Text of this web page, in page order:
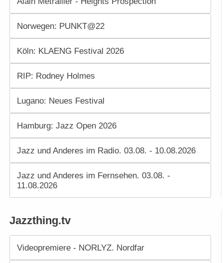
Norwegen: PUNKT@22
Köln: KLAENG Festival 2026
RIP: Rodney Holmes
Lugano: Neues Festival
Hamburg: Jazz Open 2026
Jazz und Anderes im Radio. 03.08. - 10.08.2026
Jazz und Anderes im Fernsehen. 03.08. -
11.08.2026
Jazzthing.tv
Videopremiere - NORLYZ. Nordfar